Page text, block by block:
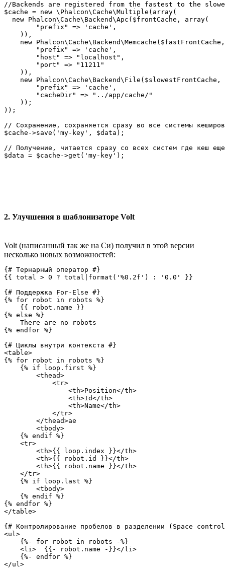
//Backends are registered from the fastest to the
$cache = new \Phalcon\Cache\Multiple(array(
  new Phalcon\Cache\Backend\Apc($frontCache, array(
        "prefix" => 'cache',
    )),
new
        "prefix" => 'cache',
        "host" => "localhost",
        "port" => "11211"
    )),
new Phalcon\Cache\Backend\File($slowestFrontCache,
        "prefix" => 'cache',
        "cacheDir" => "../app/cache/"
    ));
));
// Сохранение, сохраняется сразу во все системы
$cache->save('my-key', $data);
// Получение, читается сразу со всех систем где кеш
2. Улучшения в шаблонизаторе Volt
Volt (написанный так же на Си) получил в этой версии
несколько новых возможностей:
{# Тернарный оператор #}
{{ total > 0 ? total|format('%0.2f') : '0.0' }}
{# Поддержка For-Else #}
{% for robot in robots %}
    {{ robot.name }}
{% else %}
    There are no robots
{% endfor %}
{# Циклы внутри контекста #}
<table>
{% for robot in robots %}
    {% if loop.first %}
        <thead>
            <tr>
                <th>Position</th>
                <th>Id</th>
                <th>Name</th>
            </tr>
        </thead>ae
        <tbody>
    {% endif %}
    <tr>
        <th>{{ loop.index }}</th>
        <th>{{ robot.id }}</th>
        <th>{{ robot.name }}</th>
    </tr>
    {% if loop.last %}
        <tbody>
    {% endif %}
{% endfor %}
</table>
{# Контролирование пробелов в разделении (Space
<ul>
    {%- for robot in robots -%}
    <li>  {{- robot.name -}}</li>
    {%- endfor %}